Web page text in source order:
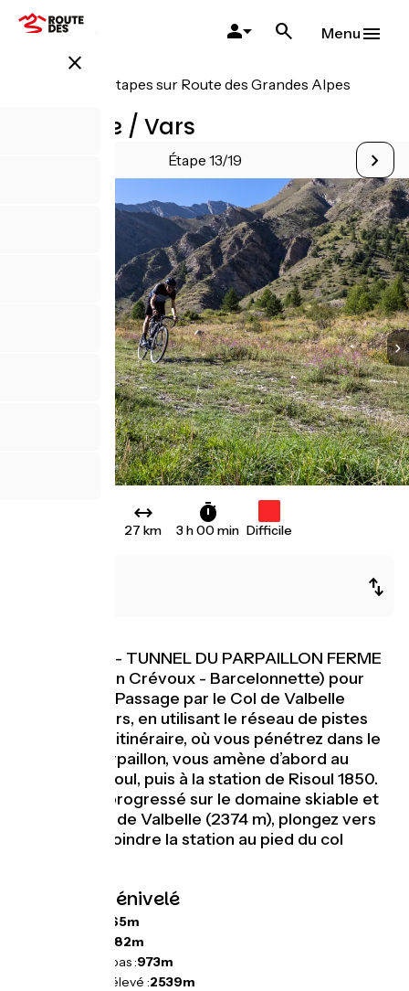
Aller
close
Menu
Toutes les étapes sur Route des Grandes Alpes
Guillestre / Vars
Étape 13/19
27 km 3 h 00 min Difficile
ATTENTION - TUNNEL DU PARPAILLON FERME
(sur le tronçon Crévoux - Barcelonnette) pour
éboulement. Passage par le Col de Valbelle
(Risoul) et Vars, en utilisant le réseau de pistes
existant. Cet itinéraire, où vous pénétrez dans le
massif du Parpaillon, vous amène d’abord au
village de Risoul, puis à la station de Risoul 1850.
Après avoir progressé sur le domaine skiable et
atteint le Col de Valbelle (2374 m), plongez vers
Vars pour rejoindre la station au pied du col
Pentes et dénivelé
1665m
782m
Point le plus bas :973m
Point le plus élevé :2539m